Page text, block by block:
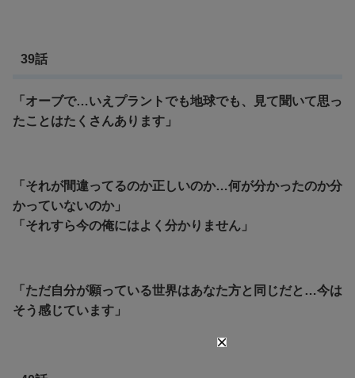
39話
「オーブで…いえプラントでも地球でも、見て聞いて思っ
たことはたくさんあります」
「それが間違ってるのか正しいのか…何が分かったのか分
かっていないのか」
「それすら今の俺にはよく分かりません」
「ただ自分が願っている世界はあなた方と同じだと…今は
そう感じています」